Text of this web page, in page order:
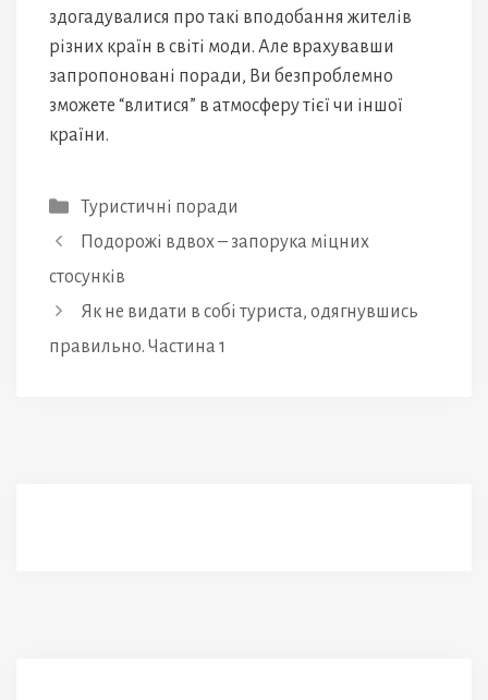
здогадувалися про такі вподобання жителів
різних країн в світі моди. Але врахувавши
запропоновані поради, Ви безпроблемно
зможете “влитися” в атмосферу тієї чи іншої
країни.
Категорії
Туристичні поради
Подорожі вдвох – запорука міцних
стосунків
Як не видати в собі туриста, одягнувшись
правильно. Частина 1